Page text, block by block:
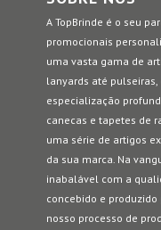
A TopBrinde é o seu
promocionais
uma vasta gama de
lanyards até pulseiras,
especialização
canecas e tapetes de
uma série de artigos
da sua marca. Na
inabalável com a
concebido e produzido
nosso processo de